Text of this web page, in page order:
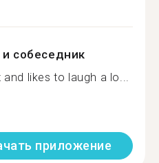
собеседник
likes to laugh a lo...
приложение